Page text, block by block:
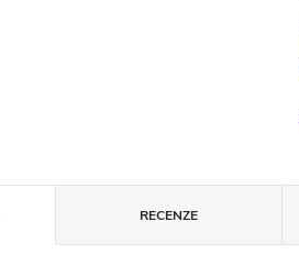
RECENZE